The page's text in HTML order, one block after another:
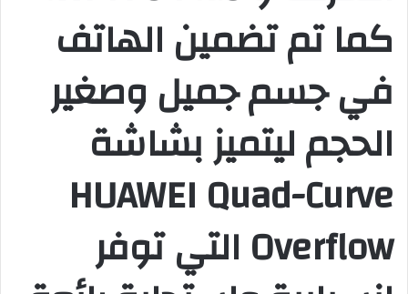
كما تم تضمين الهاتف
في جسم جميل وصغير
الحجم ليتميز بشاشة
HUAWEI Quad-Curve
Overflow التي توفر